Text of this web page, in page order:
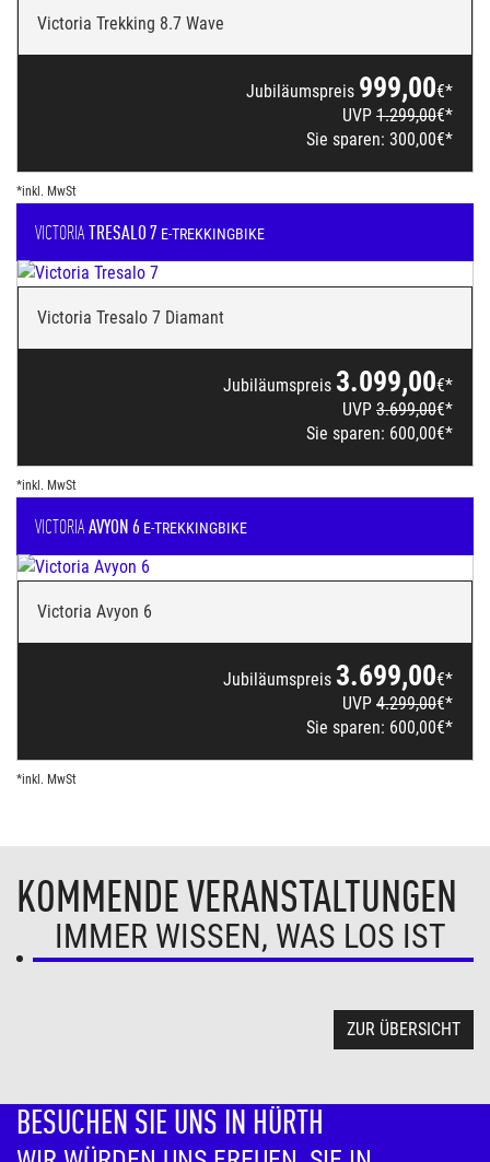
Victoria Trekking 8.7 Wave
Jubiläumspreis 999,00€*
UVP 1.299,00€*
Sie sparen: 300,00€*
*inkl. MwSt
VICTORIATRESALO 7 E-TREKKINGBIKE
Victoria Tresalo 7 Diamant
Jubiläumspreis 3.099,00€*
UVP 3.699,00€*
Sie sparen: 600,00€*
*inkl. MwSt
VICTORIAAVYON 6 E-TREKKINGBIKE
Victoria Avyon 6
Jubiläumspreis 3.699,00€*
UVP 4.299,00€*
Sie sparen: 600,00€*
*inkl. MwSt
KOMMENDE VERANSTALTUNGEN
IMMER WISSEN, WAS LOS IST
ZUR ÜBERSICHT
BESUCHEN SIE UNS IN HÜRTH